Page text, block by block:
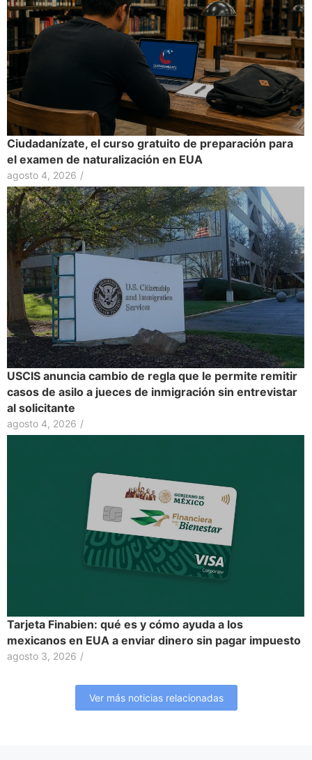
Ciudadanízate, el curso gratuito de preparación para
el examen de naturalización en EUA
agosto 4, 2026 /
USCIS anuncia cambio de regla que le permite remitir
casos de asilo a jueces de inmigración sin entrevistar
al solicitante
agosto 4, 2026 /
Tarjeta Finabien: qué es y cómo ayuda a los
mexicanos en EUA a enviar dinero sin pagar impuesto
agosto 3, 2026 /
Ver más noticias relacionadas